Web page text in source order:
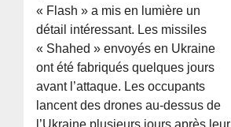
« Flash » a mis en lumière un
détail intéressant. Les missiles
« Shahed » envoyés en Ukraine
ont été fabriqués quelques jours
avant l’attaque. Les occupants
lancent des drones au-dessus de